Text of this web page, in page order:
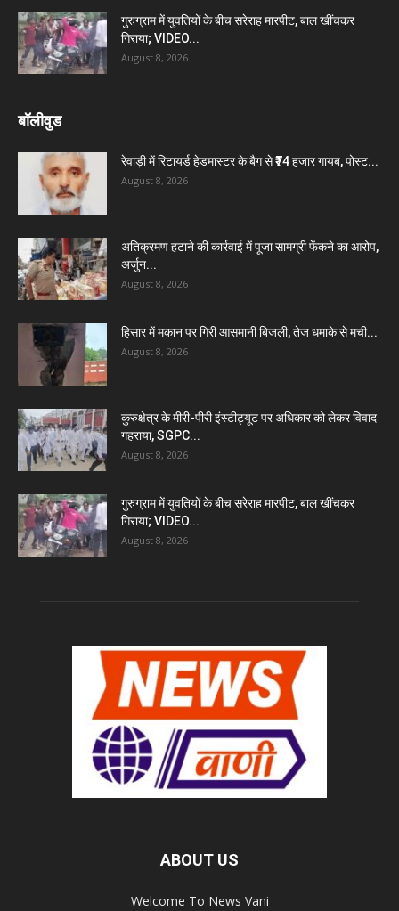
गुरुग्राम में युवतियों के बीच सरेराह मारपीट, बाल खींचकर
गिराया; VIDEO...
August 8, 2026
बॉलीवुड
रेवाड़ी में रिटायर्ड हेडमास्टर के बैग से ₹74 हजार गायब, पोस्ट...
August 8, 2026
अतिक्रमण हटाने की कार्रवाई में पूजा सामग्री फेंकने का आरोप,
अर्जुन...
August 8, 2026
हिसार में मकान पर गिरी आसमानी बिजली, तेज धमाके से मची...
August 8, 2026
कुरुक्षेत्र के मीरी-पीरी इंस्टीट्यूट पर अधिकार को लेकर विवाद
गहराया, SGPC...
August 8, 2026
गुरुग्राम में युवतियों के बीच सरेराह मारपीट, बाल खींचकर
गिराया; VIDEO...
August 8, 2026
ABOUT US
Welcome To News Vani